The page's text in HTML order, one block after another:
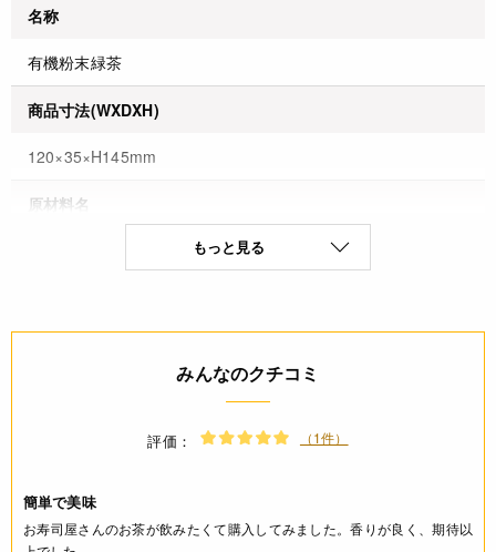
名称
有機粉末緑茶
商品寸法(WXDXH)
120×35×H145mm
原材料名
アレルギー
もっと見る
みんなのクチコミ
評価： （1件）
簡単で美味
お寿司屋さんのお茶が飲みたくて購入してみました。香りが良く、期待以